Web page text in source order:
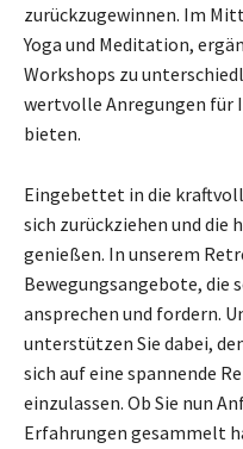
zurückzugewinnen. Im
Yoga und Meditation,
Workshops zu
wertvolle Anregungen für
bieten.
Eingebettet in die
sich zurückziehen und die
genießen. In unserem
Bewegungsangebote, die
ansprechen und fordern.
unterstützen Sie dabei,
sich auf eine spannende
einzulassen. Ob Sie nun
Erfahrungen gesammelt